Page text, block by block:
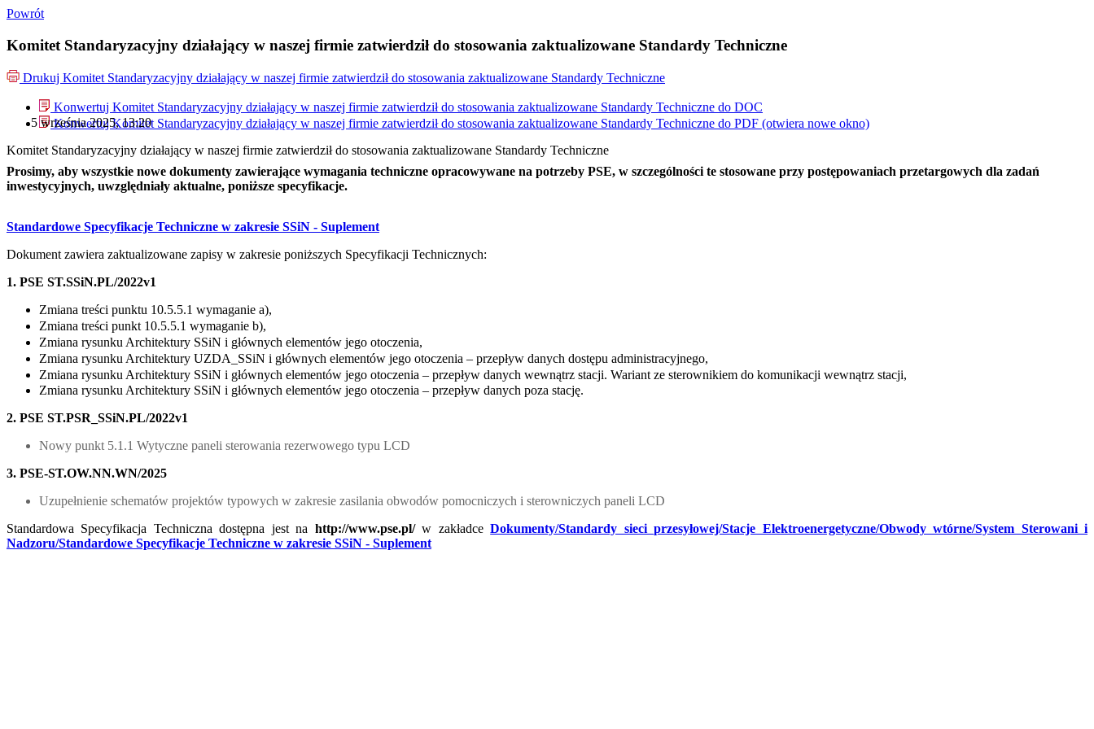
Powrót
Komitet Standaryzacyjny działający w naszej firmie zatwierdził do stosowania zaktualizowane Standardy Techniczne
Drukuj Komitet Standaryzacyjny działający w naszej firmie zatwierdził do stosowania zaktualizowane Standardy Techniczne
Konwertuj Komitet Standaryzacyjny działający w naszej firmie zatwierdził do stosowania zaktualizowane Standardy Techniczne do DOC
Konwertuj Komitet Standaryzacyjny działający w naszej firmie zatwierdził do stosowania zaktualizowane Standardy Techniczne do PDF (otwiera nowe okno)
5 września 2025, 13:20
Komitet Standaryzacyjny działający w naszej firmie zatwierdził do stosowania zaktualizowane Standardy Techniczne
Prosimy, aby wszystkie nowe dokumenty zawierające wymagania techniczne opracowywane na potrzeby PSE, w szczególności te stosowane przy postępowaniach przetargowych dla zadań
inwestycyjnych, uwzględniały aktualne, poniższe specyfikacje.
Standardowe Specyfikacje Techniczne w zakresie SSiN - Suplement
Dokument zawiera zaktualizowane zapisy w zakresie poniższych Specyfikacji Technicznych:
1. PSE ST.SSiN.PL/2022v1
Zmiana treści punktu 10.5.5.1 wymaganie a),
Zmiana treści punkt 10.5.5.1 wymaganie b),
Zmiana rysunku Architektury SSiN i głównych elementów jego otoczenia,
Zmiana rysunku Architektury UZDA_SSiN i głównych elementów jego otoczenia – przepływ danych dostępu administracyjnego,
Zmiana rysunku Architektury SSiN i głównych elementów jego otoczenia – przepływ danych wewnątrz stacji. Wariant ze sterownikiem do komunikacji wewnątrz stacji,
Zmiana rysunku Architektury SSiN i głównych elementów jego otoczenia – przepływ danych poza stację.
2. PSE ST.PSR_SSiN.PL/2022v1
Nowy punkt 5.1.1 Wytyczne paneli sterowania rezerwowego typu LCD
3. PSE-ST.OW.NN.WN/2025
Uzupełnienie schematów projektów typowych w zakresie zasilania obwodów pomocniczych i sterowniczych paneli LCD
Standardowa Specyfikacja Techniczna dostępna jest na http://www.pse.pl/w zakładceDokumenty/Standardy sieci przesyłowej/Stacje Elektroenergetyczne/Obwody wtórne/System Sterowani i
Nadzoru/Standardowe Specyfikacje Techniczne w zakresie SSiN - Suplement